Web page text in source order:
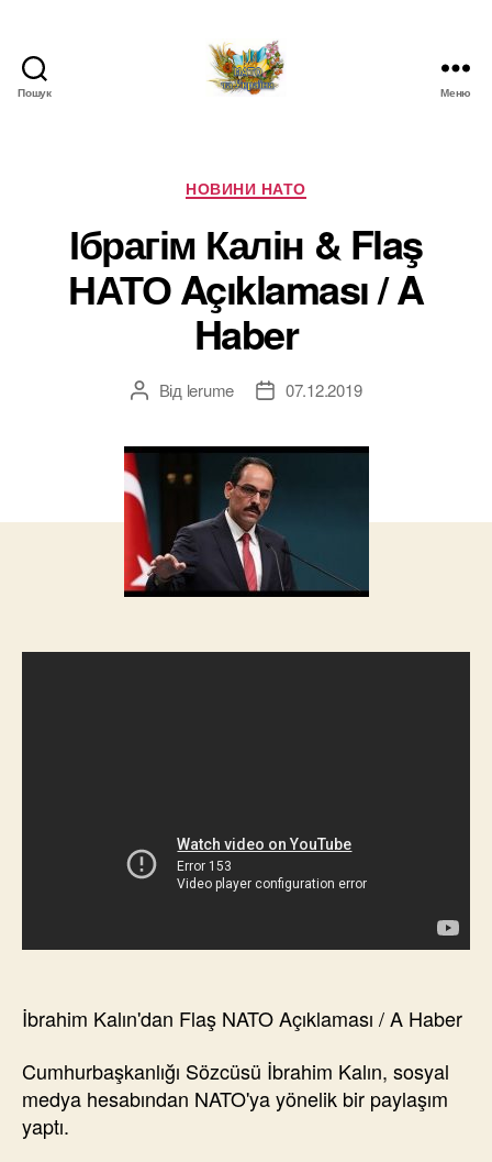
Пошук
Новини
про
НАТО
в
Україні
Меню
Категорії
НОВИНИ НАТО
Ібрагім Калін & Flaş
НАТО Açıklaması / A
Haber
Автор
Від lerume
Дата07.12.2019
İbrahim Kalın'dan Flaş NATO Açıklaması / A Haber
Cumhurbaşkanlığı Sözcüsü İbrahim Kalın, sosyal
medya hesabından NATO'ya yönelik bir paylaşım
yaptı.